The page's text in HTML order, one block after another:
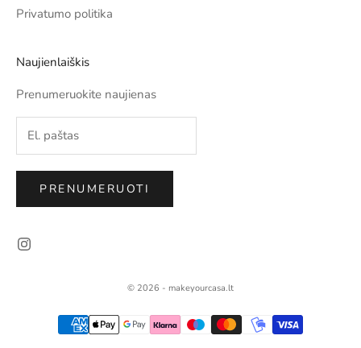
Privatumo politika
Naujienlaiškis
Prenumeruokite naujienas
PRENUMERUOTI
© 2026 - makeyourcasa.lt